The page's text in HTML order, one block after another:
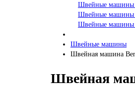
Швейные машины
Швейные машины
Швейные машины
Швейные машины
Швейная машина
Швейная